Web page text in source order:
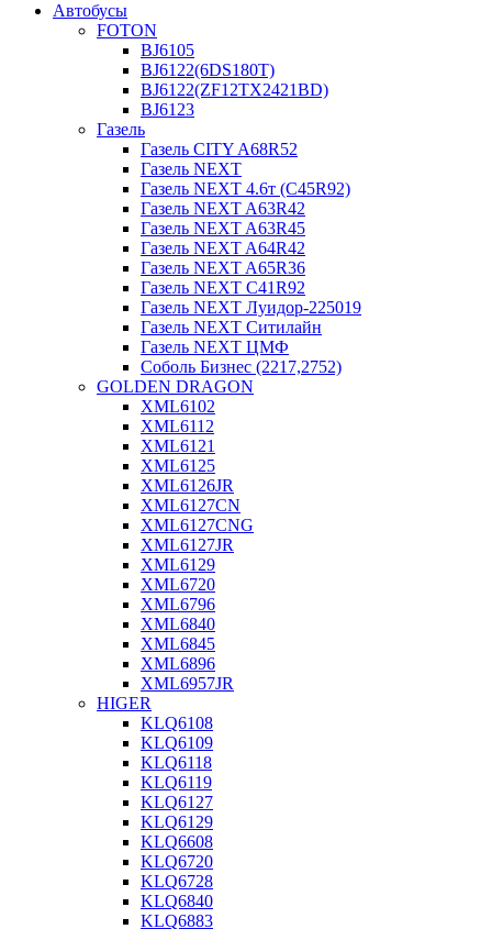
Автобусы
FOTON
BJ6105
BJ6122(6DS180T)
BJ6122(ZF12TX2421BD)
BJ6123
Газель
Газель CITY A68R52
Газель NEXT
Газель NEXT 4.6т (C45R92)
Газель NEXT A63R42
Газель NEXT A63R45
Газель NEXT A64R42
Газель NEXT A65R36
Газель NEXT C41R92
Газель NEXT Луидор-225019
Газель NEXT Ситилайн
Газель NEXT ЦМФ
Соболь Бизнес (2217,2752)
GOLDEN DRAGON
XML6102
XML6112
XML6121
XML6125
XML6126JR
XML6127CN
XML6127CNG
XML6127JR
XML6129
XML6720
XML6796
XML6840
XML6845
XML6896
XML6957JR
HIGER
KLQ6108
KLQ6109
KLQ6118
KLQ6119
KLQ6127
KLQ6129
KLQ6608
KLQ6720
KLQ6728
KLQ6840
KLQ6883